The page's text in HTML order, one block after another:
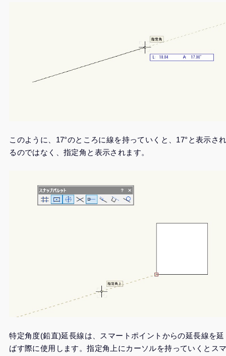
このように、17°のところに線を持っていくと、17°と表示さ
るのではなく、指定角と表示されます。
特定角度(鉛直)延長線は、スマートポイントからの延長線を延
ばす際に使用します。指定角上にカーソルを持っていくとス